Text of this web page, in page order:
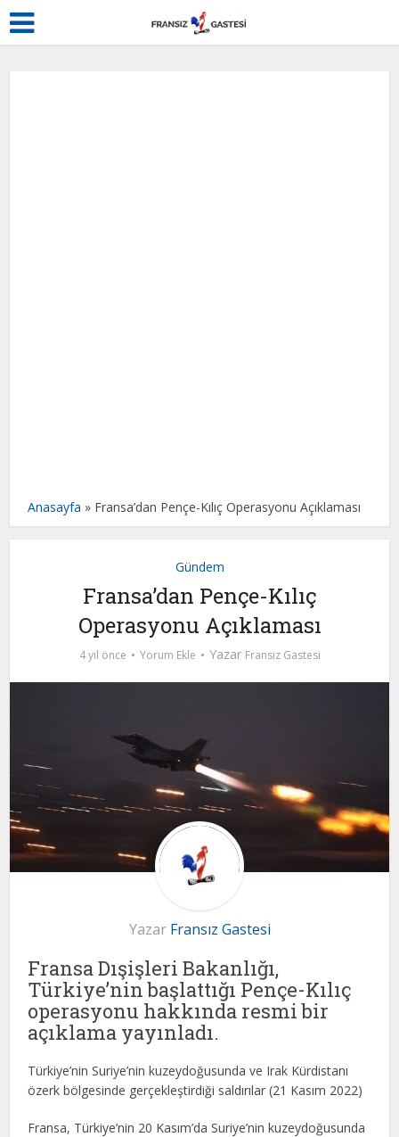
Anasayfa » Fransa’dan Pençe-Kılıç Operasyonu Açıklaması
Gündem
Fransa’dan Pençe-Kılıç
Operasyonu Açıklaması
4 yıl önce Yorum Ekle Yazar Fransız Gastesi
Yazar Fransız Gastesi
Fransa Dışişleri Bakanlığı,
Türkiye’nin başlattığı Pençe-Kılıç
operasyonu hakkında resmi bir
açıklama yayınladı.
Türkiye’nin Suriye’nin kuzeydoğusunda ve Irak Kürdistanı
özerk bölgesinde gerçekleştirdiği saldırılar (21 Kasım 2022)
Fransa, Türkiye’nin 20 Kasım’da Suriye’nin kuzeydoğusunda